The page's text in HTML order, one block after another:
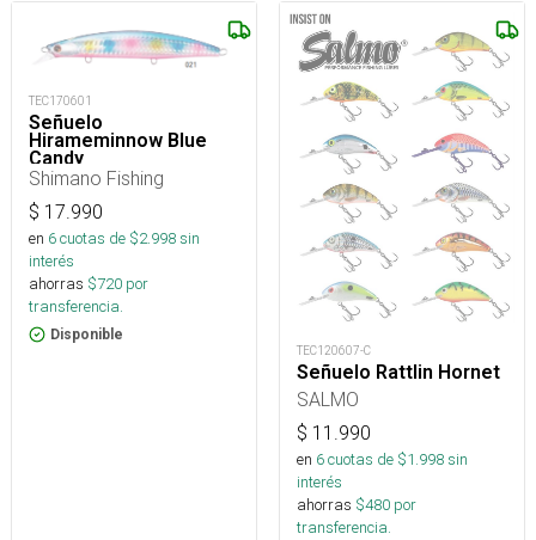
TEC170601
Señuelo
Hirameminnow Blue
Candy
Shimano Fishing
$ 17.990
en 6cuotas de $2.998sin
interés
ahorras $720 por
transferencia.
Disponible
TEC120607-C
Señuelo Rattlin Hornet
SALMO
$ 11.990
en 6cuotas de $1.998sin
interés
ahorras $480 por
transferencia.